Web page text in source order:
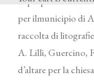
per ilmunicipio di
raccolta di
A. Lilli, Guercino,
d’altare per la